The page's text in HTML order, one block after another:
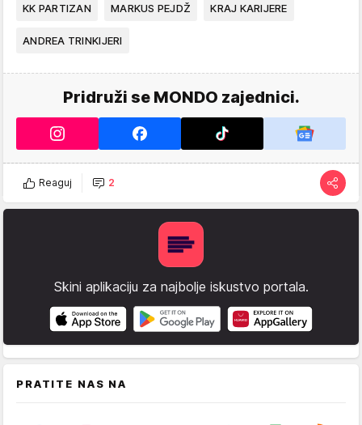
KK PARTIZAN MARKUS PEJDŽ KRAJ KARIJERE
ANDREA TRINKIJERI
Pridruži se MONDO zajednici.
Reaguj 2
Skini aplikaciju za najbolje iskustvo portala.
PRATITE NAS NA